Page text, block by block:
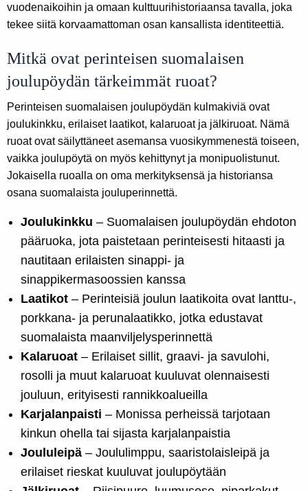
vuodenaikoihin ja omaan kulttuurihistoriaansa tavalla, joka
tekee siitä korvaamattoman osan kansallista identiteettiä.
Mitkä ovat perinteisen suomalaisen
joulupöydän tärkeimmät ruoat?
Perinteisen suomalaisen joulupöydän kulmakiviä ovat
joulukinkku, erilaiset laatikot, kalaruoat ja jälkiruoat. Nämä
ruoat ovat säilyttäneet asemansa vuosikymmenestä toiseen,
vaikka joulupöytä on myös kehittynyt ja monipuolistunut.
Jokaisella ruoalla on oma merkityksensä ja historiansa
osana suomalaista jouluperinnettä.
Joulukinkku – Suomalaisen joulupöydän ehdoton
pääruoka, jota paistetaan perinteisesti hitaasti ja
nautitaan erilaisten sinappi- ja
sinappikermasoossien kanssa
Laatikot – Perinteisiä joulun laatikoita ovat lanttu-,
porkkana- ja perunalaatikko, jotka edustavat
suomalaista maanviljelysperinnettä
Kalaruoat – Erilaiset sillit, graavi- ja savulohi,
rosolli ja muut kalaruoat kuuluvat olennaisesti
jouluun, erityisesti rannikkoalueilla
Karjalanpaisti – Monissa perheissä tarjotaan
kinkun ohella tai sijasta karjalanpaistia
Joululeipä – Joululimppu, saaristolaisleipä ja
erilaiset rieskat kuuluvat joulupöytään